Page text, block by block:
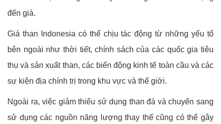
đến giá.
Giá than Indonesia có thể chịu tác động từ những yếu tố
bên ngoài như thời tiết, chính sách của các quốc gia tiêu
thụ và sản xuất than, các biến động kinh tế toàn cầu và các
sự kiện địa chính trị trong khu vực và thế giới.
Ngoài ra, việc giảm thiểu sử dụng than đá và chuyển sang
sử dụng các nguồn năng lượng thay thế cũng có thể gây